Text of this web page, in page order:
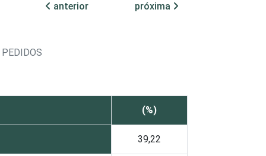
anterior
próxima
(%)
39,22